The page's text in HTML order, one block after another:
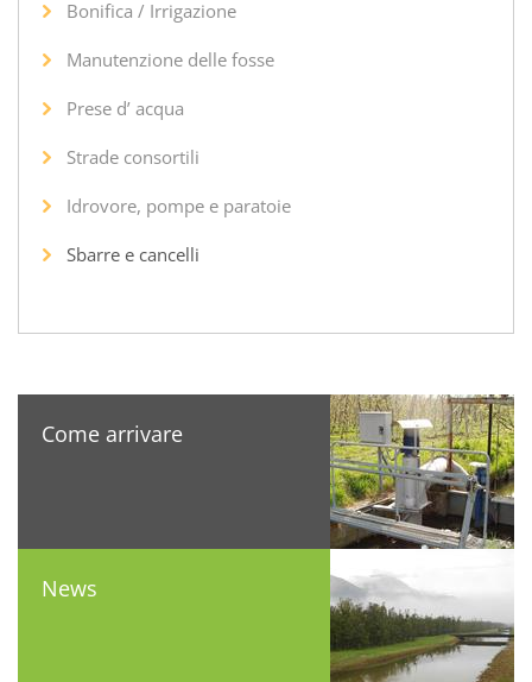
Bonifica / Irrigazione
Manutenzione delle fosse
Prese d’ acqua
Strade consortili
Idrovore, pompe e paratoie
Sbarre e cancelli
Come arrivare
News